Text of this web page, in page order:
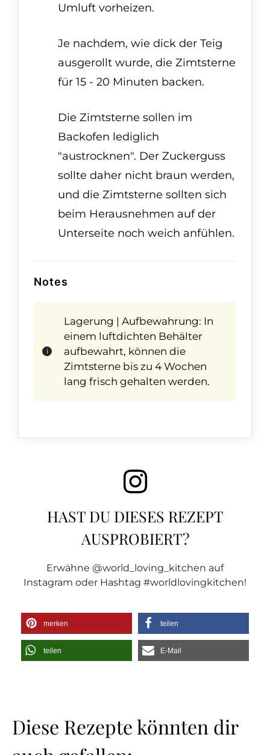
Umluft vorheizen.
Je nachdem, wie dick der Teig
ausgerollt wurde, die Zimtsterne
für 15 - 20 Minuten backen.
Die Zimtsterne sollen im
Backofen lediglich
"austrocknen". Der Zuckerguss
sollte daher nicht braun werden,
und die Zimtsterne sollten sich
beim Herausnehmen auf der
Unterseite noch weich anfühlen.
Notes
Lagerung | Aufbewahrung: In
einem luftdichten Behälter
aufbewahrt, können die
Zimtsterne bis zu 4 Wochen
lang frisch gehalten werden.
HAST DU DIESES REZEPT
AUSPROBIERT?
Erwähne @world_loving_kitchen auf
Instagram oder Hashtag #worldlovingkitchen!
merken teilen
teilen E-Mail
Diese Rezepte könnten dir